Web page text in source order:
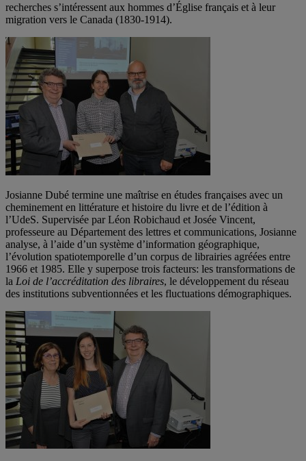
recherches s’intéressent aux hommes d’Église français et à leur
migration vers le Canada (1830-1914).
Josianne Dubé termine une maîtrise en études françaises avec un
cheminement en littérature et histoire du livre et de l’édition à
l’UdeS. Supervisée par Léon Robichaud et Josée Vincent,
professeure au Département des lettres et communications, Josianne
analyse, à l’aide d’un système d’information géographique,
l’évolution spatiotemporelle d’un corpus de librairies agréées entre
1966 et 1985. Elle y superpose trois facteurs: les transformations de
la Loi de l’accréditation des libraires, le développement du réseau
des institutions subventionnées et les fluctuations démographiques.